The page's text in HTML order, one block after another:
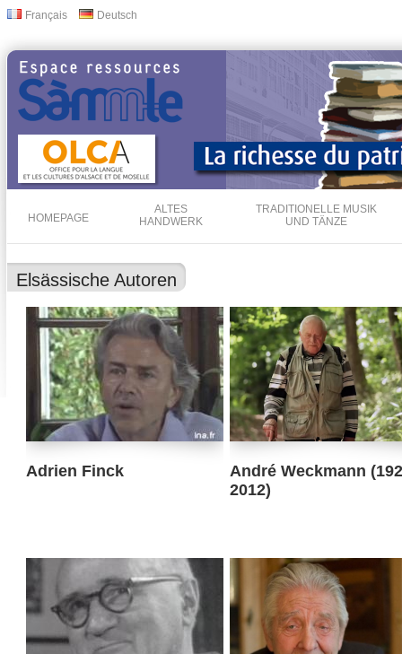
Français Deutsch
HOMEPAGE
ALTES
HANDWERK
TRADITIONELLE MUSIK
UND TÄNZE
Elsässische Autoren
Adrien Finck
André Weckmann
2012)